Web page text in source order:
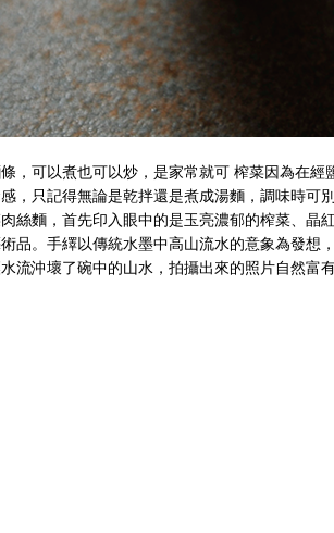
，可以煮也可以炒，是家常就可 榨菜因為在經
，只記得無論是乾拌還是煮成湯麵，調味時可
絲麵，首先印入眼中的是玉亮濃郁的榨菜、晶
品。手繹以傳統水墨中高山流水的意象為發想
流沖壞了碗中的山水，拍攝出來的照片自然富